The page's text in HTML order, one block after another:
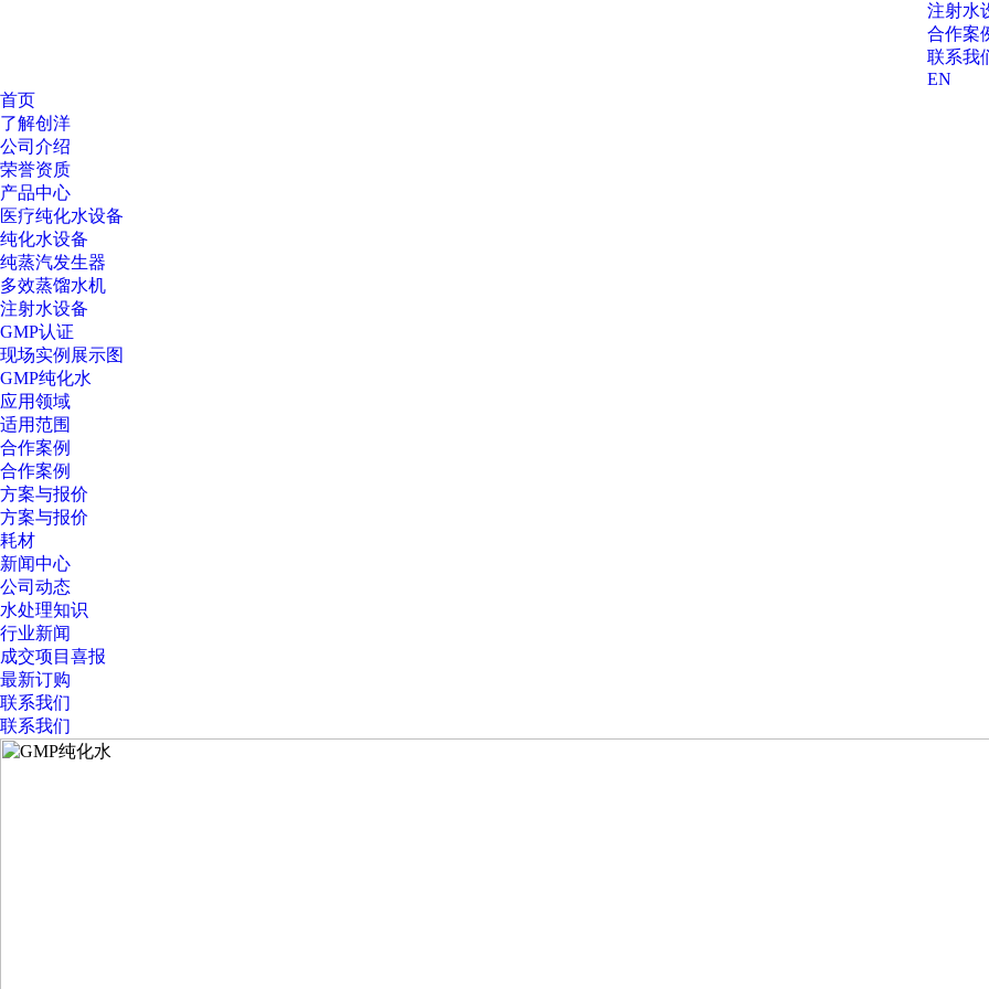
注射水
合作案
联系我
EN
首页
了解创洋
公司介绍
荣誉资质
产品中心
医疗纯化水设备
纯化水设备
纯蒸汽发生器
多效蒸馏水机
注射水设备
GMP认证
现场实例展示图
GMP纯化水
应用领域
适用范围
合作案例
合作案例
方案与报价
方案与报价
耗材
新闻中心
公司动态
水处理知识
行业新闻
成交项目喜报
最新订购
联系我们
联系我们